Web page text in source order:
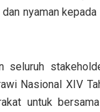
nyaman
seluruh
Nasional XIV
untuk